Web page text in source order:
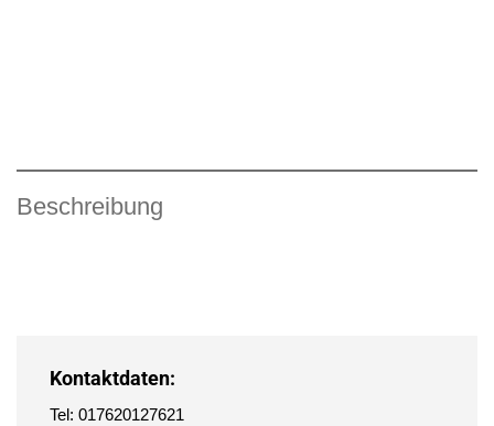
Beschreibung
Kontaktdaten:
Tel: 017620127621